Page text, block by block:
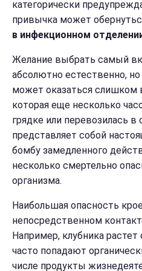
категорически
привычка может
в инфекционном
Желание выбрать самый
абсолютно естественно,
может оказаться слишком
которая еще несколько
грядке или перевозилась
представляет собой
бомбу замедленного
несколько смертельно
организма.
Наибольшая опасность
непосредственном
Например, клубника
часто попадают
числе продукты